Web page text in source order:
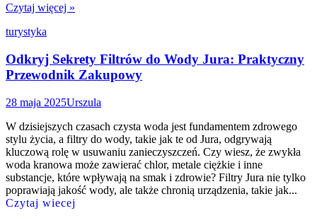
Czytaj więcej »
turystyka
Odkryj Sekrety Filtrów do Wody Jura: Praktyczny
Przewodnik Zakupowy
28 maja 2025Urszula
W dzisiejszych czasach czysta woda jest fundamentem zdrowego
stylu życia, a filtry do wody, takie jak te od Jura, odgrywają
kluczową rolę w usuwaniu zanieczyszczeń. Czy wiesz, że zwykła
woda kranowa może zawierać chlor, metale ciężkie i inne
substancje, które wpływają na smak i zdrowie? Filtry Jura nie tylko
poprawiają jakość wody, ale także chronią urządzenia, takie jak...
Czytaj wiecej